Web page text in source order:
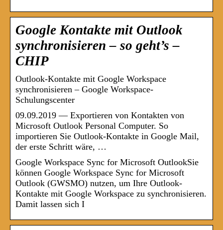
Google Kontakte mit Outlook
synchronisieren – so geht’s –
CHIP
Outlook-Kontakte mit Google Workspace
synchronisieren – Google Workspace-
Schulungscenter
09.09.2019 — Exportieren von Kontakten von
Microsoft Outlook Personal Computer. So
importieren Sie Outlook-Kontakte in Google Mail,
der erste Schritt wäre, …
Google Workspace Sync for Microsoft OutlookSie
können Google Workspace Sync for Microsoft
Outlook (GWSMO) nutzen, um Ihre Outlook-
Kontakte mit Google Workspace zu synchronisieren.
Damit lassen sich I